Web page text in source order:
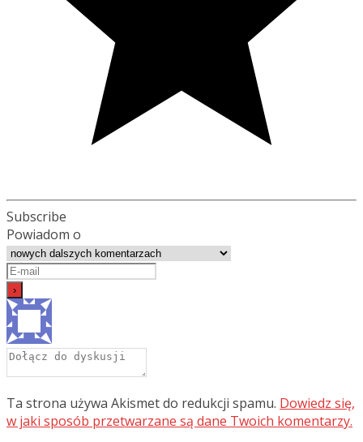
Subscribe
Powiadom o
Ta strona używa Akismet do redukcji spamu. Dowiedz się,
w jaki sposób przetwarzane są dane Twoich komentarzy.